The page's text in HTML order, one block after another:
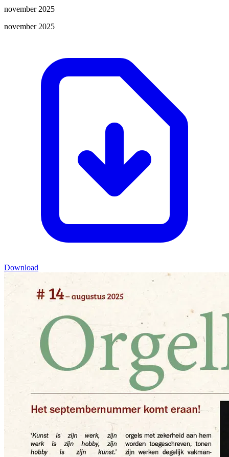
november 2025
november 2025
Download